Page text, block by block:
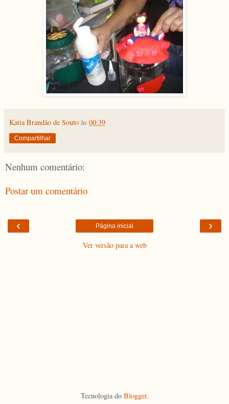
Katia Brandão de Souto às 00:39
Compartilhar
Nenhum comentário:
Postar um comentário
‹ ›
Página inicial
Ver versão para a web
Tecnologia do Blogger.